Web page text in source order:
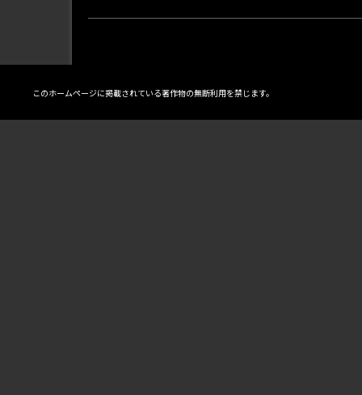
このホームページに掲載されている著作物の無断利用を禁じます。